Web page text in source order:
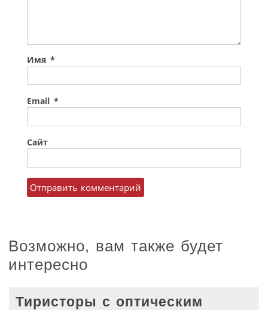
Имя *
Email *
Сайт
Возможно, вам также будет
интересно
Тиристоры с оптическим